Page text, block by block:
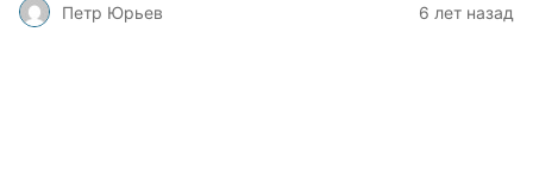
Петр Юрьев 6 лет назад